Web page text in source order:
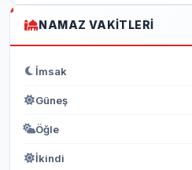
NAMAZ VAKITLERI
İmsak
Güneş
Öğle
İkindi